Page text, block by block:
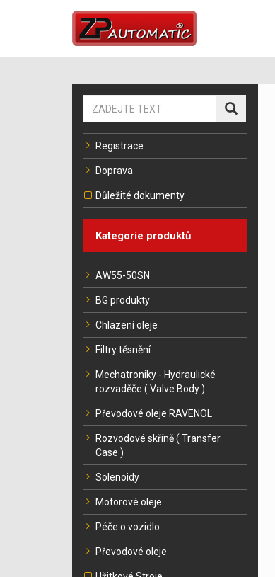
Registrace
Doprava
Důležité dokumenty
Kategorie produktů
AW55-50SN
BG produkty
Chlazení oleje
Filtry těsnění
Mechatroniky - Hydraulické
rozvaděče ( Valve Body )
Převodové oleje RAVENOL
Rozvodové skříně ( Transfer
Case )
Solenoidy
Motorové oleje
Péče o vozidlo
Převodové oleje